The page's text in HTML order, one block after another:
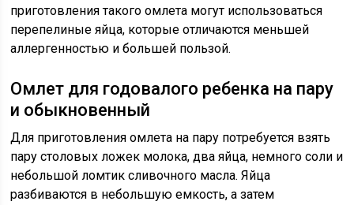
приготовления такого омлета могут использоваться
перепелиные яйца, которые отличаются меньшей
аллергенностью и большей пользой.
Омлет для годовалого ребенка на пару
и обыкновенный
Для приготовления омлета на пару потребуется взять
пару столовых ложек молока, два яйца, немного соли и
небольшой ломтик сливочного масла. Яйца
разбиваются в небольшую емкость, а затем